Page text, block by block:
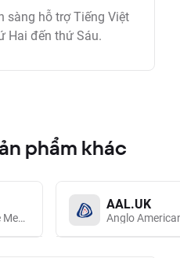
sàng hỗ trợ Tiếng Việt
Hai đến thứ Sáu.
phẩm khác
Atresmedia Corp de Medios de Comunicacion SA
AAL.UK
Anglo